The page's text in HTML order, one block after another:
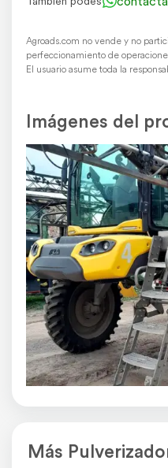
Agroads.com no vende y no
perfeccionamiento de
El usuario asume toda la
Imágenes del
Más